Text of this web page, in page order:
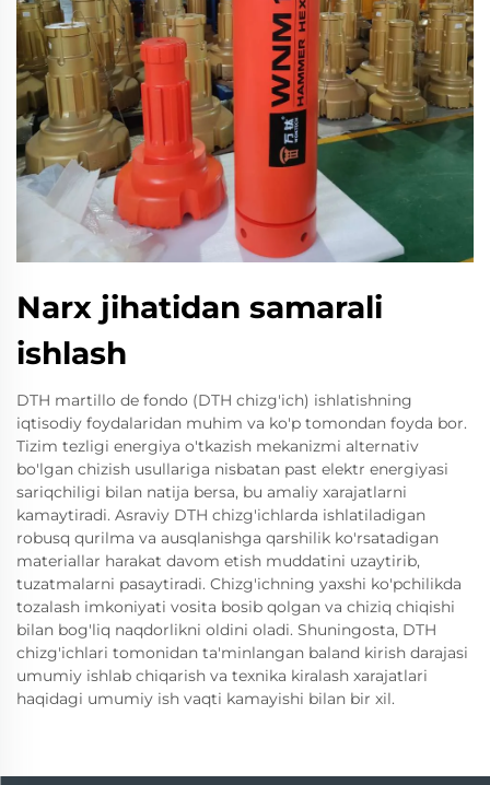
Narx jihatidan samarali
ishlash
DTH martillo de fondo (DTH chizg'ich) ishlatishning
iqtisodiy foydalaridan muhim va ko'p tomondan foyda bor.
Tizim tezligi energiya o'tkazish mekanizmi alternativ
bo'lgan chizish usullariga nisbatan past elektr energiyasi
sariqchiligi bilan natija bersa, bu amaliy xarajatlarni
kamaytiradi. Asraviy DTH chizg'ichlarda ishlatiladigan
robusq qurilma va ausqlanishga qarshilik ko'rsatadigan
materiallar harakat davom etish muddatini uzaytirib,
tuzatmalarni pasaytiradi. Chizg'ichning yaxshi ko'pchilikda
tozalash imkoniyati vosita bosib qolgan va chiziq chiqishi
bilan bog'liq naqdorlikni oldini oladi. Shuningosta, DTH
chizg'ichlari tomonidan ta'minlangan baland kirish darajasi
umumiy ishlab chiqarish va texnika kiralash xarajatlari
haqidagi umumiy ish vaqti kamayishi bilan bir xil.